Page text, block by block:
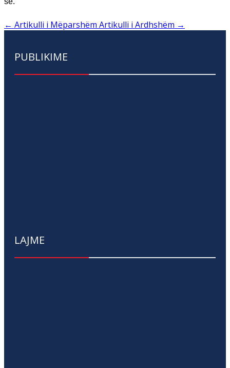
← Artikulli i Mëparshëm Artikulli i Ardhshëm →
PUBLIKIME
LAJME